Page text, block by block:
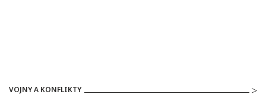
VOJNY A KONFLIKTY